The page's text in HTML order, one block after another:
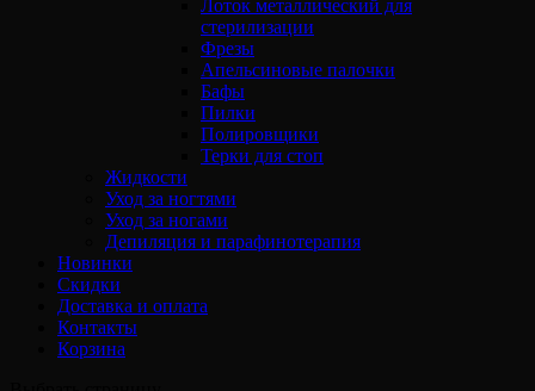
Лоток металлический для
стерилизации
Фрезы
Апельсиновые палочки
Бафы
Пилки
Полировщики
Терки для стоп
Жидкости
Уход за ногтями
Уход за ногами
Депиляция и парафинотерапия
Новинки
Скидки
Доставка и оплата
Контакты
Корзина